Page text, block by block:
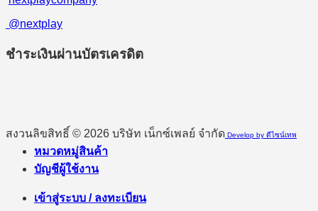
@nextplay
ชำระเงินผ่านบัตรเครดิต
สงวนลิขสิทธิ์ © 2026 บริษัท เน็กซ์เพลย์ จำกัด Develop by ดีไซน์เทพ
หมวดหมู่สินค้า
บัญชีผู้ใช้งาน
เข้าสู่ระบบ / ลงทะเบียน